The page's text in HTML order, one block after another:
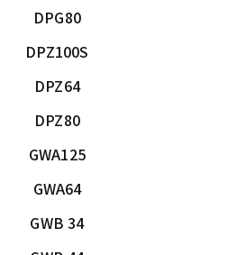
DPG80
DPZ100S
DPZ64
DPZ80
GWA125
GWA64
GWB 34